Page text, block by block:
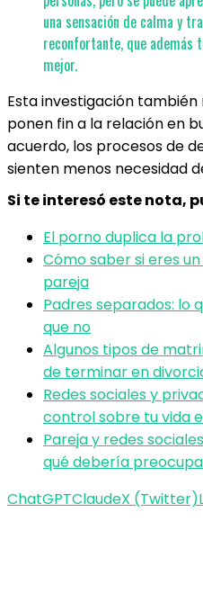
una sensación de calma y
reconfortante, que además
mejor.
Esta investigación
ponen fin a la relación en
acuerdo, los procesos de
sienten menos necesidad
Si te interesó este nota,
El porno duplica la
Cómo saber si eres
pareja
Padres separados: lo
que no
Algunos tipos de
de terminar en
Redes sociales y
control sobre tu vida
Pareja y redes
qué debería
ChatGPTClaudeX (Twitter)